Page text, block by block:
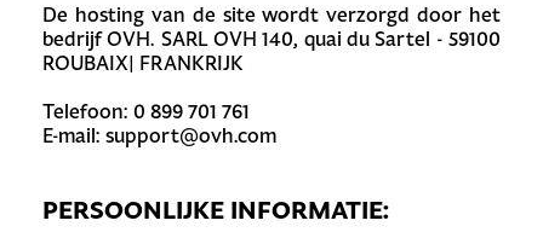
De hosting van de site wordt verzorgd door het
bedrijf OVH. SARL OVH 140, quai du Sartel - 59100
ROUBAIX| FRANKRIJK
Telefoon: 0 899 701 761
E-mail: support@ovh.com
PERSOONLIJKE INFORMATIE: